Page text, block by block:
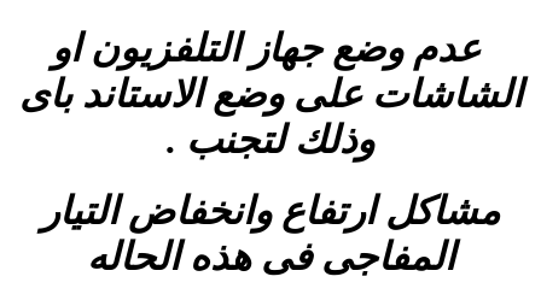
عدم وضع جهاز التلفزيون او
الشاشات على وضع الاستاند باى
وذلك لتجنب .
مشاكل ارتفاع وانخفاض التيار
المفاجى فى هذه الحاله